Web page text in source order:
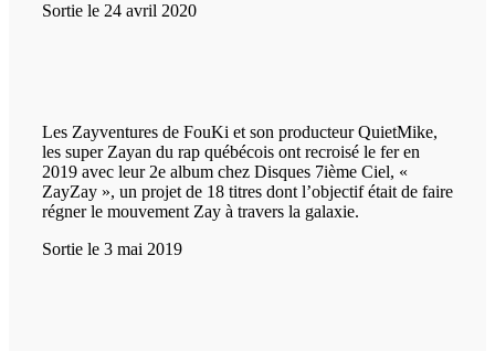
Sortie le 24 avril 2020
Les Zayventures de FouKi et son producteur QuietMike,
les super Zayan du rap québécois ont recroisé le fer en
2019 avec leur 2e album chez Disques 7ième Ciel, «
ZayZay », un projet de 18 titres dont l’objectif était de faire
régner le mouvement Zay à travers la galaxie.
Sortie le 3 mai 2019